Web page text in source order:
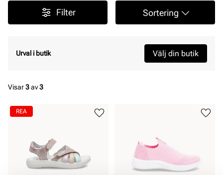
Filter Sortering
Urval i butik Välj din butik
Visar3av3
REA